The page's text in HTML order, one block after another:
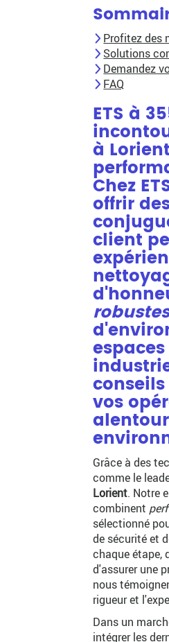
Profitez des
Solutions
Demandez
FAQ
ETS à
à Lorient
Chez
offrir
client
vos
Grâce à des
comme le
Lorient. Notre
combinent
sélectionné
de sécurité et
chaque étape,
d'assurer une
nous
rigueur et
Dans un
intégrer les